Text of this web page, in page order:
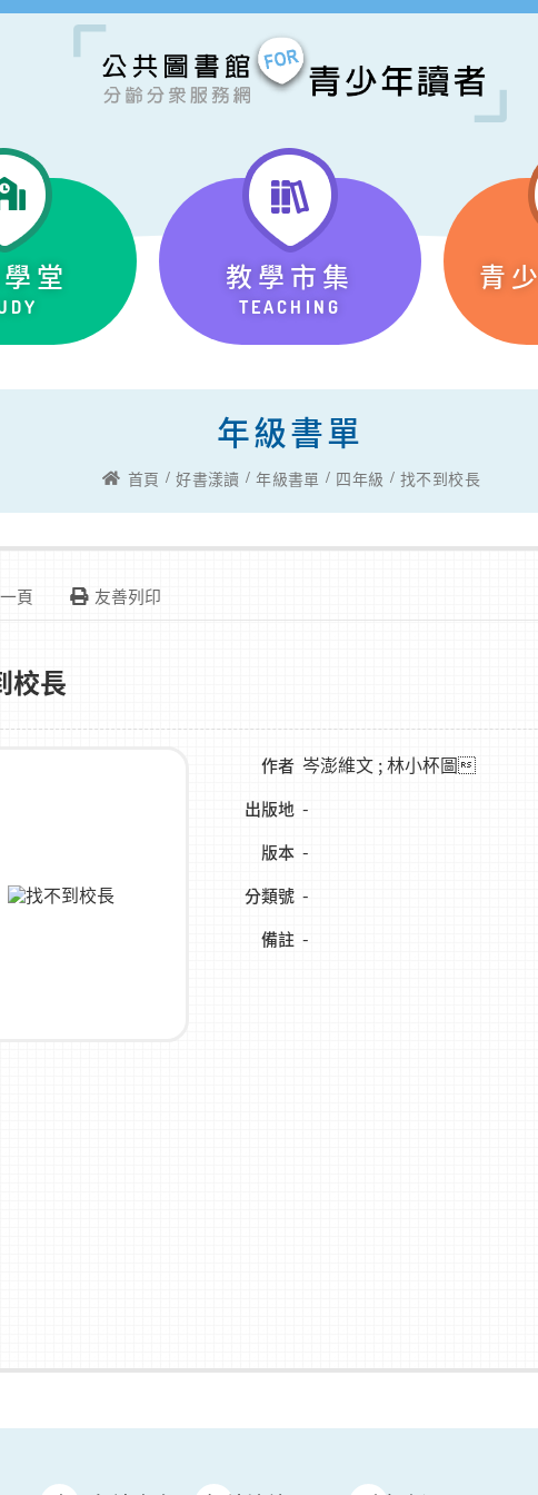
堂 教學市集
TEACHING
青
年級書單
首頁 好書漾讀 年級書單 四年級 找不到校長
頁 友善列印
校長
作者 岑澎維文 ; 林小杯圖
出版地 -
版本 -
分類號 -
備註 -